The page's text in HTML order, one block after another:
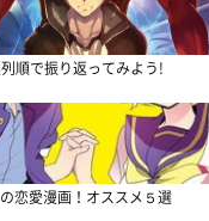
順で振り返ってみよう!
恋愛漫画！オススメ５選